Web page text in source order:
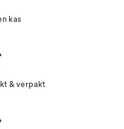
kas
& verpakt